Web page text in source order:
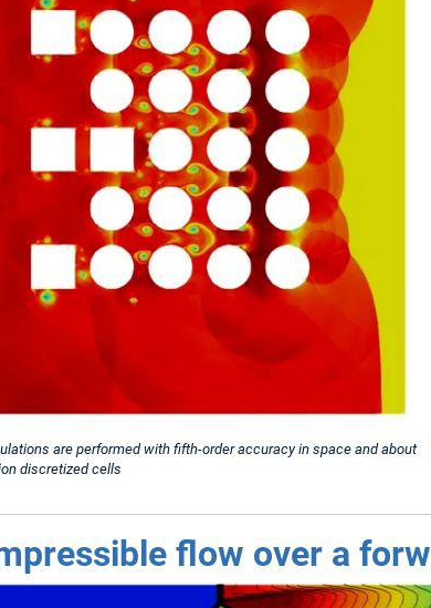
are performed with fifth-order accuracy in space and about
discretized cells
flow over a